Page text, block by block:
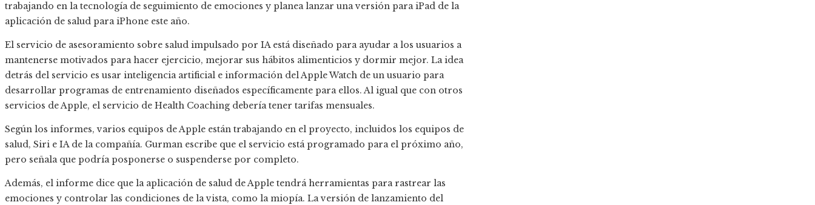
trabajando en la tecnología de seguimiento de emociones y planea lanzar una versión para iPad de la
aplicación de salud para iPhone este año.
El servicio de asesoramiento sobre salud impulsado por IA está diseñado para ayudar a los usuarios a
mantenerse motivados para hacer ejercicio, mejorar sus hábitos alimenticios y dormir mejor. La idea
detrás del servicio es usar inteligencia artificial e información del Apple Watch de un usuario para
desarrollar programas de entrenamiento diseñados específicamente para ellos. Al igual que con otros
servicios de Apple, el servicio de Health Coaching debería tener tarifas mensuales.
Según los informes, varios equipos de Apple están trabajando en el proyecto, incluidos los equipos de
salud, Siri e IA de la compañía. Gurman escribe que el servicio está programado para el próximo año,
pero señala que podría posponerse o suspenderse por completo.
Además, el informe dice que la aplicación de salud de Apple tendrá herramientas para rastrear las
emociones y controlar las condiciones de la vista, como la miopía. La versión de lanzamiento del